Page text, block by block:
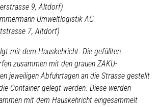
9, Altdorf)
Umweltlogistik AG
7, Altdorf)
mit dem Hauskehricht. Die gefüllten
zusammen mit den grauen ZAKU-
jeweiligen Abfuhrtagen an die Strasse gestellt
Container gelegt werden. Diese werden
mit dem Hauskehricht eingesammelt